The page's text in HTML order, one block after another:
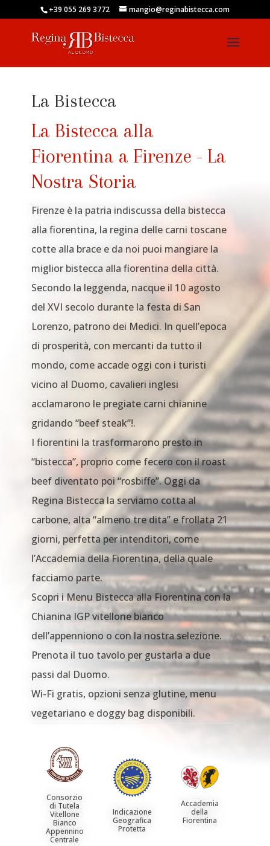
+39 055 269 3772 mangio@reginabistecca.com
La Bistecca
La Bistecca alla
Fiorentina a Firenze - La
Nostra Storia
Firenze è la patria indiscussa della bistecca
alla fiorentina, la regina delle carni toscane
cotte alla brace e da noi puoi mangiare la
miglior bistecca alla fiorentina della città.
Secondo la leggenda, nacque il 10 agosto
del XVI secolo durante la festa di San
Lorenzo, patrono dei Medici. In quell’epoca
di prosperità, con mercanti da tutto il
mondo, come accade oggi con i turisti
vicino al Duomo, cavalieri inglesi
acclamarono le pregiate carni chianine
gridando “beef steak”!.
I fiorentini la trasformarono presto in
“bistecca”, proprio come fecero con il roast
beef diventato poi “rosbiffe”. Oggi da
Regina Bistecca la serviamo cotta al
carbone, alta “almeno tre dita” e frollata 21
giorni, perfetta per intenditori, come
l’Accademia della Fiorentina, della quale
facciamo parte.
Scopri i Menu Bistecca alla Fiorentina con la
Chianina IGP vitellone bianco
dell’appenniono o con la nostra selezione.
Prenota il tuo tavolo per gustarla a due
passi dal Duomo.
Wi-Fi gratis, opzioni senza glutine, menu
vegetariano e doggy bag disponibili.
Consorzio
di Tutela
Vitellone
Bianco
Appennino
Centrale
Indicazione
Geografica
Protetta
Accademia
della
Fiorentina